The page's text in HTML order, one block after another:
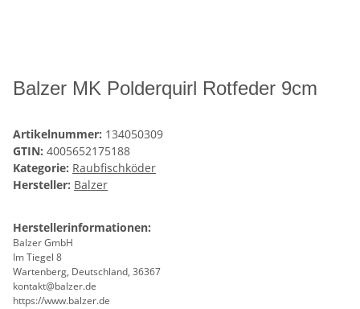
Balzer MK Polderquirl Rotfeder 9cm
Artikelnummer: 134050309
GTIN: 4005652175188
Kategorie: Raubfischköder
Hersteller: Balzer
Herstellerinformationen:
Balzer GmbH
Im Tiegel 8
Wartenberg, Deutschland, 36367
kontakt@balzer.de
https://www.balzer.de